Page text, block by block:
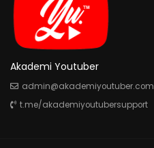
Akademi Youtuber
admin@akademiyoutuber.com
t.me/akademiyoutubersupport